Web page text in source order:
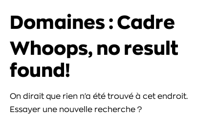
Domaines : Cadre
Whoops, no result
found!
On dirait que rien n'a été trouvé à cet endroit.
Essayer une nouvelle recherche ?